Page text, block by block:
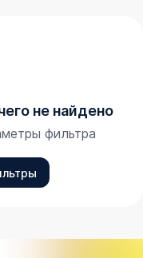
не найдено
фильтра